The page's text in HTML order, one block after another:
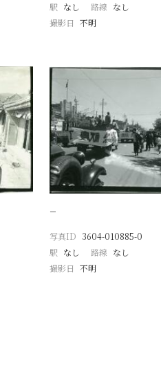
駅 なし 路線 なし
撮影日 不明
−
写真ID 3604-010885-0
駅 なし 路線 なし
撮影日 不明